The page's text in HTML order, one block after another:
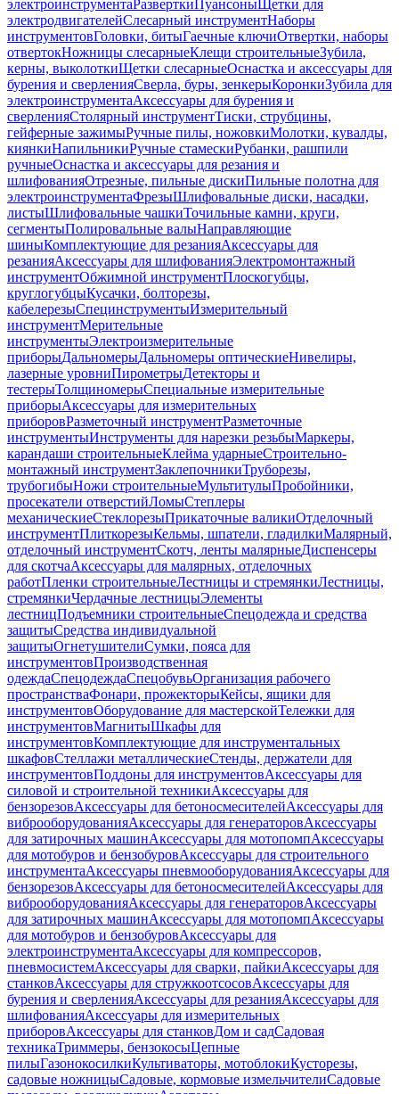
электроинструментаРазверткиПуансоныЩетки для
электродвигателейСлесарный инструментНаборы
инструментовГоловки, битыГаечные ключиОтвертки, наборы
отвертокНожницы слесарныеКлещи строительныеЗубила,
керны, выколоткиЩетки слесарныеОснастка и аксессуары для
бурения и сверленияСверла, буры, зенкерыКоронкиЗубила для
электроинструментаАксессуары для бурения и
сверленияСтолярный инструментТиски, струбцины,
гейферные зажимыРучные пилы, ножовкиМолотки, кувалды,
киянкиНапильникиРучные стамескиРубанки, рашпили
ручныеОснастка и аксессуары для резания и
шлифованияОтрезные, пильные дискиПильные полотна для
электроинструментаФрезыШлифовальные диски, насадки,
листыШлифовальные чашкиТочильные камни, круги,
сегментыПолировальные валыНаправляющие
шиныКомплектующие для резанияАксессуары для
резанияАксессуары для шлифованияЭлектромонтажный
инструментОбжимной инструментПлоскогубцы,
круглогубцыКусачки, болторезы,
кабелерезыСпецинструментыИзмерительный
инструментМерительные
инструментыЭлектроизмерительные
приборыДальномерыДальномеры оптическиеНивелиры,
лазерные уровниПирометрыДетекторы и
тестерыТолщиномерыСпециальные измерительные
приборыАксессуары для измерительных
приборовРазметочный инструментРазметочные
инструментыИнструменты для нарезки резьбыМаркеры,
карандаши строительныеКлейма ударныеСтроительно-
монтажный инструментЗаклепочникиТруборезы,
трубогибыНожи строительныеМультитулыПробойники,
просекатели отверстийЛомыСтеплеры
механическиеСтеклорезыПрикаточные валикиОтделочный
инструментПлиткорезыКельмы, шпатели, гладилкиМалярный,
отделочный инструментСкотч, ленты малярныеДиспенсеры
для скотчаАксессуары для малярных, отделочных
работПленки строительныеЛестницы и стремянкиЛестницы,
стремянкиЧердачные лестницыЭлементы
лестницПодъемники строительныеСпецодежда и средства
защитыСредства индивидуальной
защитыОгнетушителиСумки, пояса для
инструментовПроизводственная
одеждаСпецодеждаСпецобувьОрганизация рабочего
пространстваФонари, прожекторыКейсы, ящики для
инструментовОборудование для мастерскойТележки для
инструментовМагнитыШкафы для
инструментовКомплектующие для инструментальных
шкафовСтеллажи металлическиеСтенды, держатели для
инструментовПоддоны для инструментовАксессуары для
силовой и строительной техникиАксессуары для
бензорезовАксессуары для бетоносмесителейАксессуары для
виброоборудованияАксессуары для генераторовАксессуары
для затирочных машинАксессуары для мотопомпАксессуары
для мотобуров и бензобуровАксессуары для строительного
инструментаАксессуары пневмооборудованияАксессуары для
бензорезовАксессуары для бетоносмесителейАксессуары для
виброоборудованияАксессуары для генераторовАксессуары
для затирочных машинАксессуары для мотопомпАксессуары
для мотобуров и бензобуровАксессуары для
электроинструментаАксессуары для компрессоров,
пневмосистемАксессуары для сварки, пайкиАксессуары для
станковАксессуары для стружкоотсосовАксессуары для
бурения и сверленияАксессуары для резанияАксессуары для
шлифованияАксессуары для измерительных
приборовАксессуары для станковДом и садСадовая
техникаТриммеры, бензокосыЦепные
пилыГазонокосилкиКультиваторы, мотоблокиКусторезы,
садовые ножницыСадовые, кормовые измельчителиСадовые